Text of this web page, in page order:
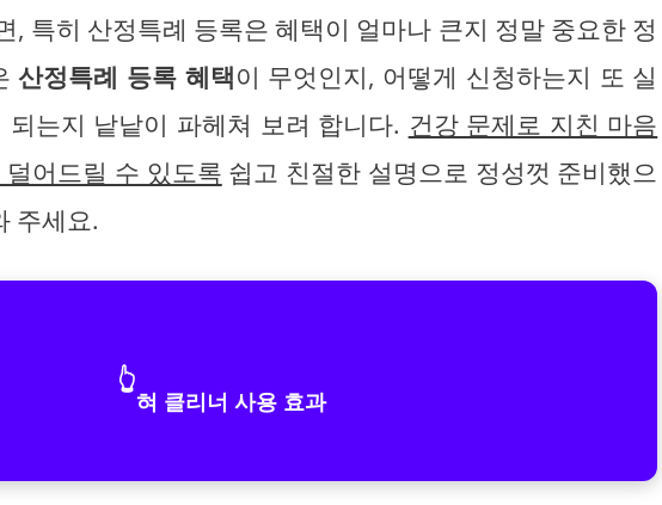
, 특히 산정특례 등록은 혜택이 얼마나 큰지 정말 중요한 정
산정특례 등록 혜택이 무엇인지, 어떻게 신청하는지 또 실
는지 낱낱이 파헤쳐 보려 합니다. 건강 문제로 지친 마음
어드릴 수 있도록 쉽고 친절한 설명으로 정성껏 준비했으
주세요.
👆
혀 클리너 사용 효과